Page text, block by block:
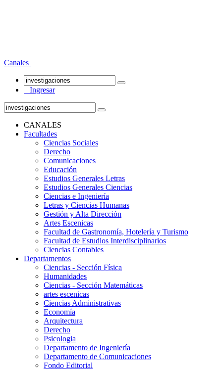
Canales
Ingresar
CANALES
Facultades
Ciencias Sociales
Derecho
Comunicaciones
Educación
Estudios Generales Letras
Estudios Generales Ciencias
Ciencias e Ingeniería
Letras y Ciencias Humanas
Gestión y Alta Dirección
Artes Escenicas
Facultad de Gastronomía, Hotelería y Turismo
Facultad de Estudios Interdisciplinarios
Ciencias Contables
Departamentos
Ciencias - Sección Física
Humanidades
Ciencias - Sección Matemáticas
artes escenicas
Ciencias Administrativas
Economía
Arquitectura
Derecho
Psicologia
Departamento de Ingeniería
Departamento de Comunicaciones
Fondo Editorial